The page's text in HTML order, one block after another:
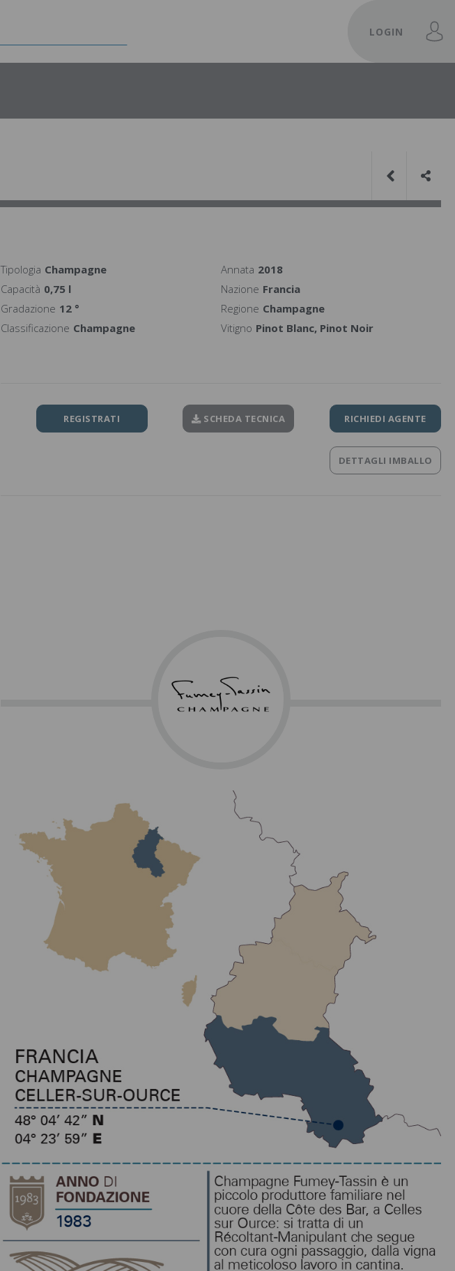
LOGIN
Tipologia Champagne Annata 2018
Capacità 0,75 l Nazione Francia
Gradazione 12 ° Regione Champagne
Classificazione Champagne Vitigno Pinot Blanc, Pinot Noir
REGISTRATI SCHEDA TECNICA RICHIEDI AGENTE
DETTAGLI IMBALLO